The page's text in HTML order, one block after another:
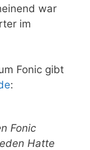
war
im
Fonic gibt
:
Fonic
Hatte